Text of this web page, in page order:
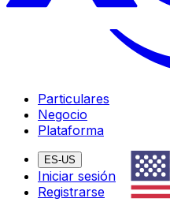
Particulares
Negocio
Plataforma
ES-US
Iniciar sesión
Registrarse